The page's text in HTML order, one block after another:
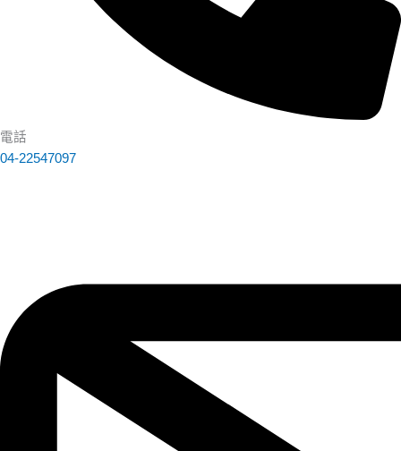
電話
04-22547097